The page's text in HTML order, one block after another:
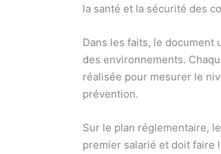
la santé et la sécurité des
Dans les faits, le document
des environnements.
réalisée pour mesurer le
prévention.
Sur le plan réglementaire,
premier salarié et doit faire